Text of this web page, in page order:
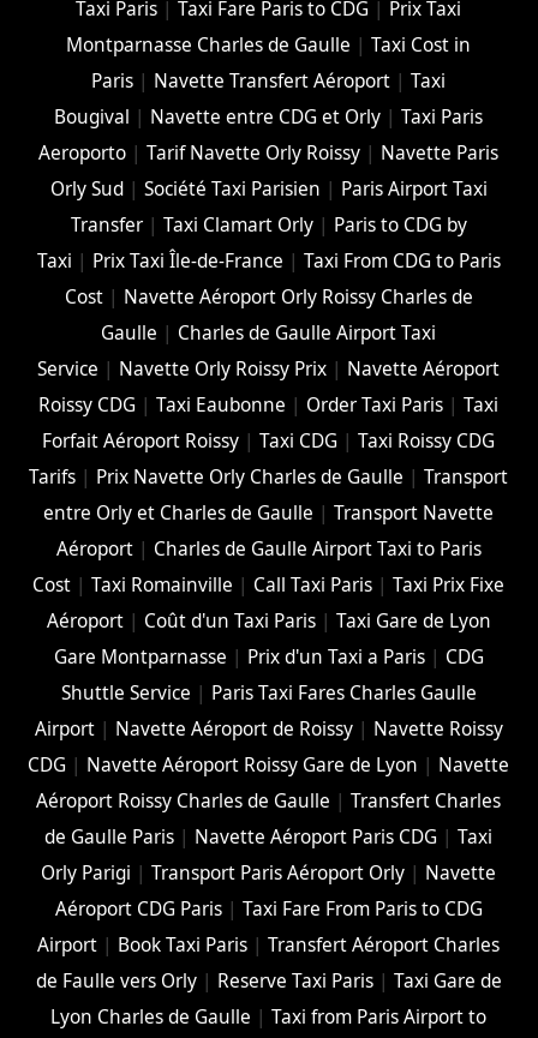
Taxi Paris |Taxi Fare Paris to CDG | Prix Taxi
Montparnasse Charles de Gaulle |Taxi Cost in
Paris | Navette Transfert Aéroport |Taxi
Bougival | Navette entre CDG et Orly |Taxi Paris
Aeroporto |Tarif Navette Orly Roissy | Navette Paris
Orly Sud| Société Taxi Parisien | Paris Airport Taxi
Transfer| Taxi Clamart Orly| Paris to CDG by
Taxi | Prix Taxi Île-de-France | Taxi From CDG to Paris
Cost| Navette Aéroport Orly Roissy Charles de
Gaulle | Charles de Gaulle Airport Taxi
Service | Navette Orly Roissy Prix | Navette Aéroport
Roissy CDG |Taxi Eaubonne | Order Taxi Paris |Taxi
Forfait Aéroport Roissy |Taxi CDG |Taxi Roissy CDG
Tarifs | Prix Navette Orly Charles de Gaulle |Transport
entre Orly et Charles de Gaulle |Transport Navette
Aéroport| Charles de Gaulle Airport Taxi to Paris
Cost |Taxi Romainville | Call Taxi Paris |Taxi Prix Fixe
Aéroport| Coût d'un Taxi Paris| Taxi Gare de Lyon
Gare Montparnasse | Prix d'un Taxi a Paris| CDG
Shuttle Service | Paris Taxi Fares Charles Gaulle
Airport| Navette Aéroport de Roissy| Navette Roissy
CDG | Navette Aéroport Roissy Gare de Lyon | Navette
Aéroport Roissy Charles de Gaulle |Transfert Charles
de Gaulle Paris | Navette Aéroport Paris CDG |Taxi
Orly Parigi |Transport Paris Aéroport Orly | Navette
Aéroport CDG Paris| Taxi Fare From Paris to CDG
Airport | Book Taxi Paris |Transfert Aéroport Charles
de Faulle vers Orly| Reserve Taxi Paris| Taxi Gare de
Lyon Charles de Gaulle |Taxi from Paris Airport to